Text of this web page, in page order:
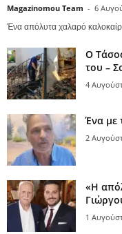
Magazinomou Team - 6
Ένα απόλυτα χαλαρό
Ο
του –
4
Ένα με
2
«Η
1